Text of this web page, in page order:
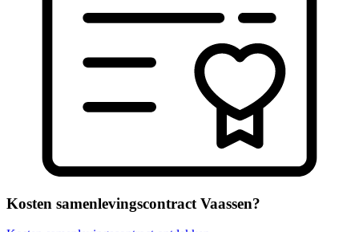
Kosten samenlevingscontract Vaassen?